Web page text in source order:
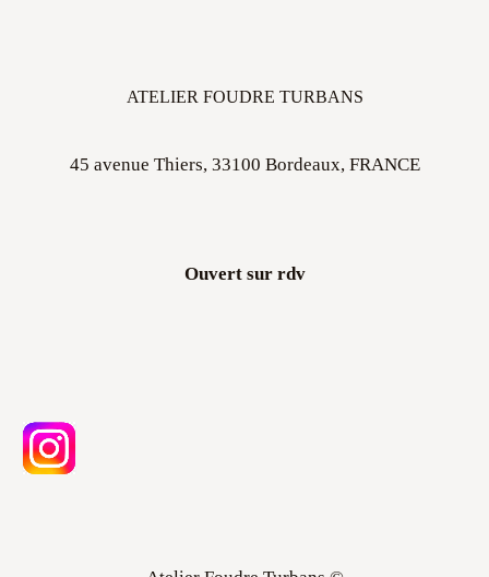
ATELIER FOUDRE TURBANS
45 avenue Thiers, 33100 Bordeaux, FRANCE
Ouvert sur rdv